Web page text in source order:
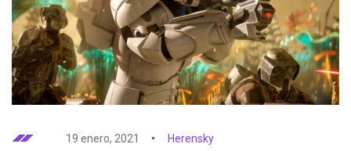
19 enero, 2021 Herensky